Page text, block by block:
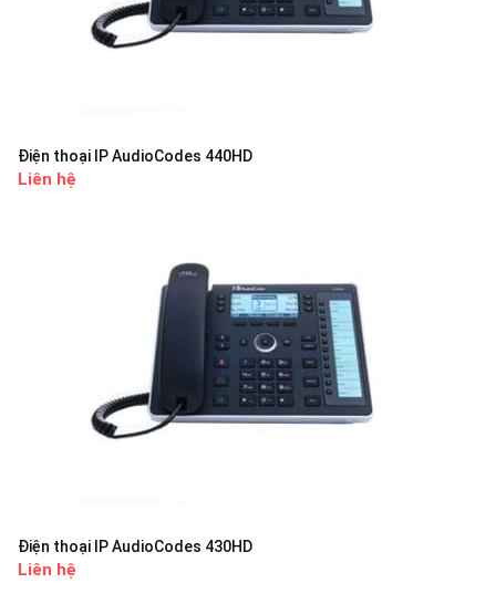
Điện thoại IP AudioCodes 440HD
Liên hệ
Điện thoại IP AudioCodes 430HD
Liên hệ